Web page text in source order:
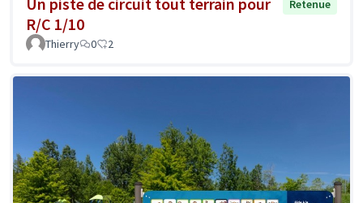
R/C 1/10
Retenue
Thierry 0 2